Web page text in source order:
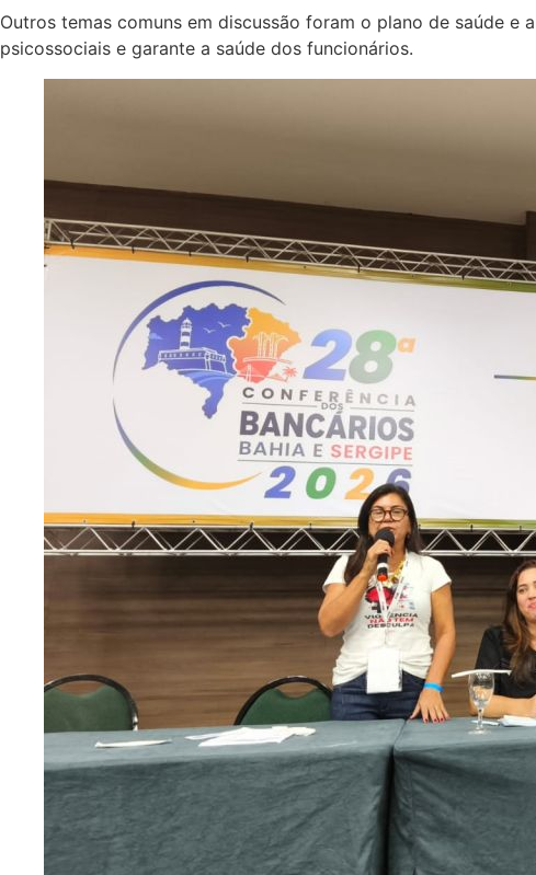
Outros temas comuns em discussão foram o plano de saúde e
psicossociais e garante a saúde dos funcionários.